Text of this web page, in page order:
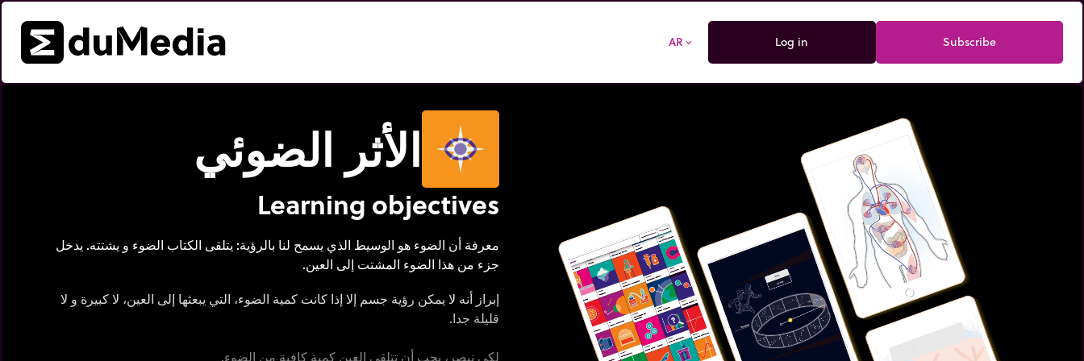
AR expand_more Log in Subscribe
الأثر الضوئي
Learning objectives
معرفة أن الضوء هو الوسيط الذي يسمح لنا بالرؤية: يتلقى الكتاب الضوء و يشتته. يدخل
جزء من هذا الضوء المشتت إلى العين.
إبراز أنه لا يمكن رؤية جسم إلا إذا كانت كمية الضوء، التي يبعثها إلى العين، لا كبيرة و لا
قليلة جدا.
لكي نبصر، يجب أن تتلقى العين كمية كافية من الضوء.